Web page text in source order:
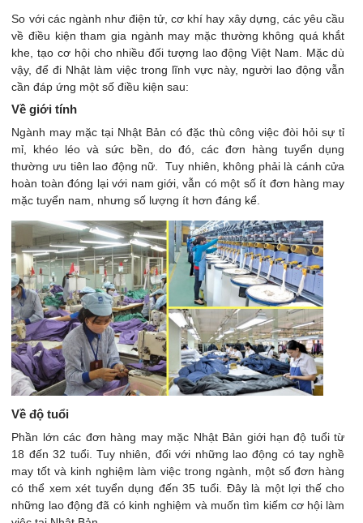
So với các ngành như điện tử, cơ khí hay xây dựng, các yêu cầu
về điều kiện tham gia ngành may mặc thường không quá khắt
khe, tạo cơ hội cho nhiều đối tượng lao động Việt Nam. Mặc dù
vậy, để đi Nhật làm việc trong lĩnh vực này, người lao động vẫn
cần đáp ứng một số điều kiện sau:
Về giới tính
Ngành may mặc tại Nhật Bản có đặc thù công việc đòi hỏi sự tỉ
mỉ, khéo léo và sức bền, do đó, các đơn hàng tuyển dụng
thường ưu tiên lao động nữ. Tuy nhiên, không phải là cánh cửa
hoàn toàn đóng lại với nam giới, vẫn có một số ít đơn hàng may
mặc tuyển nam, nhưng số lượng ít hơn đáng kể.
Về độ tuổi
Phần lớn các đơn hàng may mặc Nhật Bản giới hạn độ tuổi từ
18 đến 32 tuổi. Tuy nhiên, đối với những lao động có tay nghề
may tốt và kinh nghiệm làm việc trong ngành, một số đơn hàng
có thể xem xét tuyển dụng đến 35 tuổi. Đây là một lợi thế cho
những lao động đã có kinh nghiệm và muốn tìm kiếm cơ hội làm